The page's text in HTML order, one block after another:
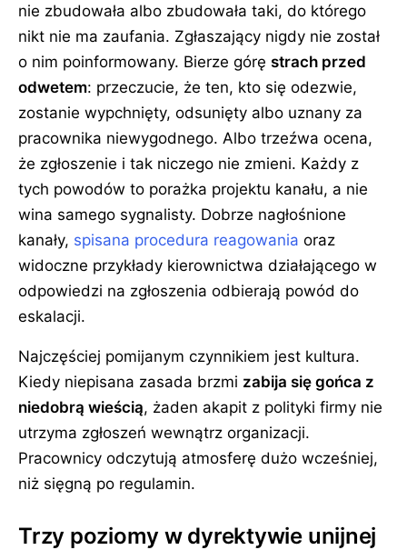
nie zbudowała albo zbudowała taki, do którego
nikt nie ma zaufania. Zgłaszający nigdy nie został
o nim poinformowany. Bierze górę strach przed
odwetem: przeczucie, że ten, kto się odezwie,
zostanie wypchnięty, odsunięty albo uznany za
pracownika niewygodnego. Albo trzeźwa ocena,
że zgłoszenie i tak niczego nie zmieni. Każdy z
tych powodów to porażka projektu kanału, a nie
wina samego sygnalisty. Dobrze nagłośnione
kanały, spisana procedura reagowania oraz
widoczne przykłady kierownictwa działającego w
odpowiedzi na zgłoszenia odbierają powód do
eskalacji.
Najczęściej pomijanym czynnikiem jest kultura.
Kiedy niepisana zasada brzmi zabija się gońca z
niedobrą wieścią, żaden akapit z polityki firmy nie
utrzyma zgłoszeń wewnątrz organizacji.
Pracownicy odczytują atmosferę dużo wcześniej,
niż sięgną po regulamin.
Trzy poziomy w dyrektywie unijnej